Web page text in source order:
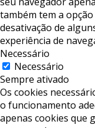
também tem a
desativação de
experiência de
Necessário
Necessário
Sempre ativado
Os cookies
o funcionamento
apenas cookies que